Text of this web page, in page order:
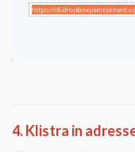
4. Klistra in